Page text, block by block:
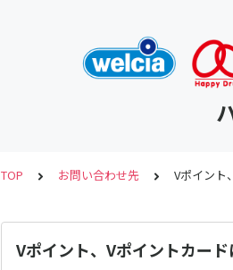
TOP お問い合わせ先 Vポイント
Vポイント、Vポイントカー